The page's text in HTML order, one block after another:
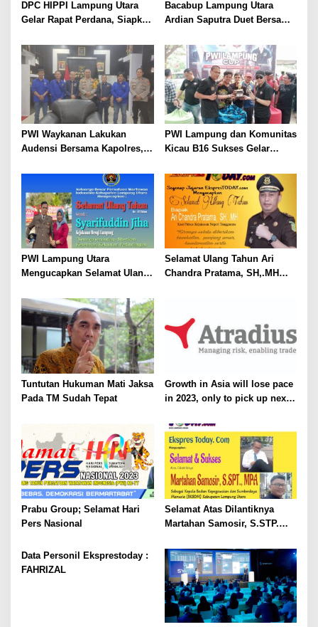
DPC HIPPI Lampung Utara
Gelar Rapat Perdana, Siapkan
Bacabup Lampung Utara
Ardian Saputra Duet Bersama
di Empat Kecamatan
PWI Waykanan Lakukan
Audensi Bersama Kapolres,
Kerjasama Pers dan Polri
Sangat Penting Untuk
Menjaga Stabilitas dan
Kemanan Masyarakat
PWI Lampung dan Komunitas
Kicau B16 Sukses Gelar
PWI Lampung Utara
Mengucapkan Selamat Ulang
S.H
Selamat Ulang Tahun Ari
Chandra Pratama, SH,.MH
Tuntutan Hukuman Mati Jaksa
Pada TM Sudah Tepat
Growth in Asia will lose pace
in 2023, only to pick up next
Prabu Group; Selamat Hari
Pers Nasional
Selamat Atas Dilantiknya
Martahan Samosir, S.STP.
Kabupaten Lampung Utara
Data Personil Eksprestoday :
FAHRIZAL